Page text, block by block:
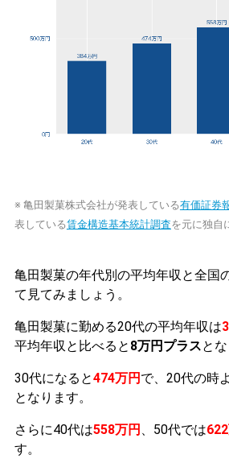
※ 亀田製菓株式会社が発表している有価証券
表している賃金構造基本統計調査を元に独自
亀田製菓の年代別の平均年収と全国
て見てみましょう。
亀田製菓に勤める20代の平均年収は
平均年収と比べると 8万円プラスとな
30代になると474万円 で、20代の時
となります。
さらに40代は558万円 、50代では
す。